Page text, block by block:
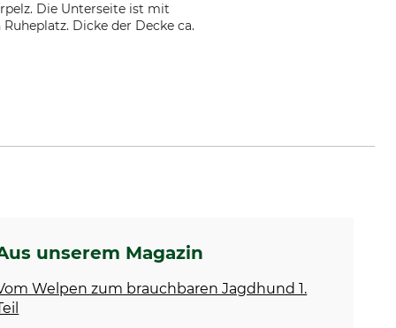
Die Unterseite ist mit
Dicke der Decke ca.
unserem Magazin
Welpen zum brauchbaren Jagdhund 1.